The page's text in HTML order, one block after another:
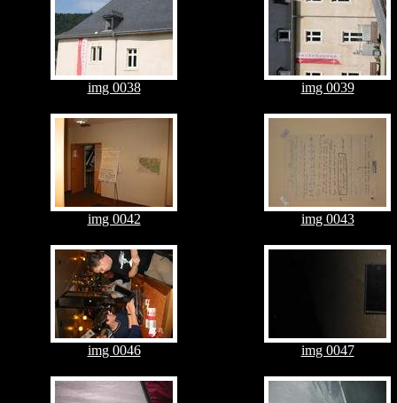
img 0038 img 0039
img 0042 img 0043
img 0046 img 0047